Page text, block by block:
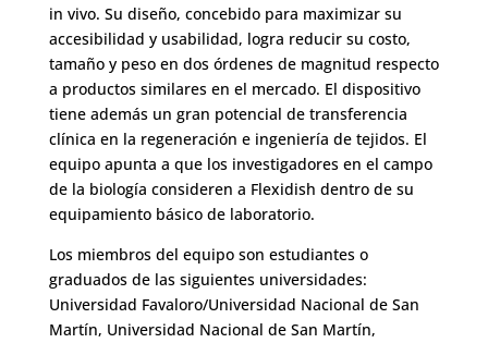
in vivo. Su diseño, concebido para maximizar su
accesibilidad y usabilidad, logra reducir su costo,
tamaño y peso en dos órdenes de magnitud respecto
a productos similares en el mercado. El dispositivo
tiene además un gran potencial de transferencia
clínica en la regeneración e ingeniería de tejidos. El
equipo apunta a que los investigadores en el campo
de la biología consideren a Flexidish dentro de su
equipamiento básico de laboratorio.
Los miembros del equipo son estudiantes o
graduados de las siguientes universidades:
Universidad Favaloro/Universidad Nacional de San
Martín, Universidad Nacional de San Martín,